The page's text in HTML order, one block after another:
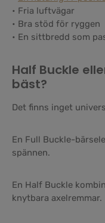
• Fria luftvägar
• Bra stöd för ryggen
• En sittbredd som
Half Buckle
bäst?
Det finns inget
En Full Buckle-
spännen.
En Half Buckle
knytbara axelremmar.